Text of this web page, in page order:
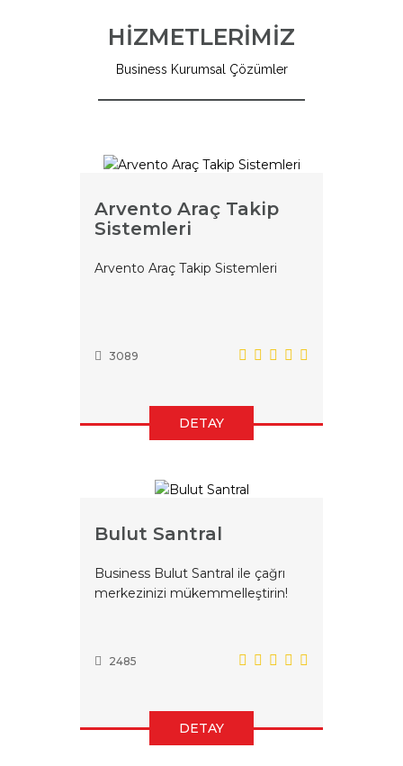
HİZMETLERİMİZ
Business Kurumsal Çözümler
Arvento Araç Takip
Sistemleri
Arvento Araç Takip Sistemleri
3089
DETAY
Bulut Santral
Business Bulut Santral ile çağrı
merkezinizi mükemmelleştirin!
2485
DETAY